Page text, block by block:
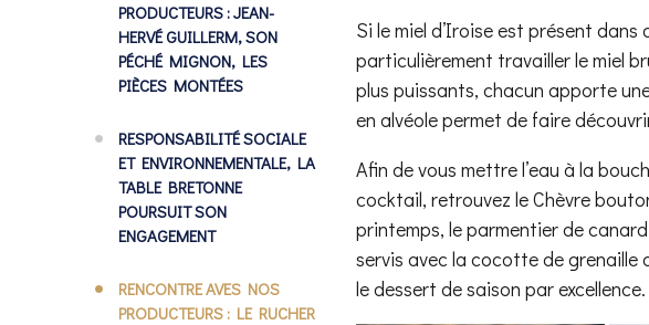
PRODUCTEURS : JEAN-
HERVÉ GUILLERM, SON
PÉCHÉ MIGNON, LES
PIÈCES MONTÉES
RESPONSABILITÉ SOCIALE
ET ENVIRONNEMENTALE, LA
TABLE BRETONNE
POURSUIT SON
ENGAGEMENT
RENCONTRE AVES NOS
PRODUCTEURS : LE RUCHER
Si le miel d’Iroise est présent
particulièrement travailler le miel
plus puissants, chacun apporte
en alvéole permet de faire
Afin de vous mettre l’eau à la
cocktail, retrouvez le Chèvre
printemps, le parmentier de
servis avec la cocotte de grenaille
le dessert de saison par excellence.